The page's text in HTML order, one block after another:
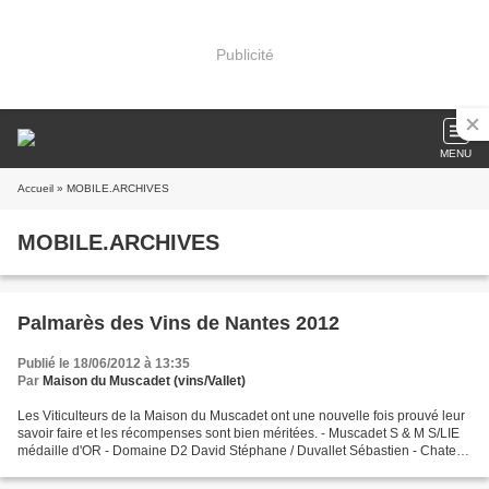
Publicité
MENU
Accueil » MOBILE.ARCHIVES
MOBILE.ARCHIVES
Palmarès des Vins de Nantes 2012
Publié le 18/06/2012 à 13:35
Par Maison du Muscadet (vins/Vallet)
Les Viticulteurs de la Maison du Muscadet ont une nouvelle fois prouvé leur
savoir faire et les récompenses sont bien méritées. - Muscadet S & M S/LIE
médaille d'OR - Domaine D2 David Stéphane / Duvallet Sébastien - Chateau